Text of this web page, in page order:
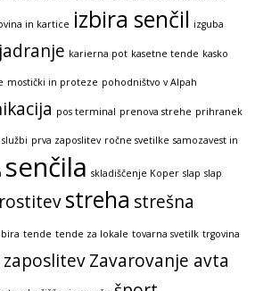
in kartice izbira senčil izguba
jadranje karierna pot kasetne tende kasko
mostički in proteze pohodništvo v Alpah
pos terminal prenova strehe prihranek
prva zaposlitev ročne svetilke samozavest in
senčila skladiščenje Koper slap slap
streha strešna
tende tende za lokale tovarna svetilk trgovina
zaposlitevZavarovanje avta